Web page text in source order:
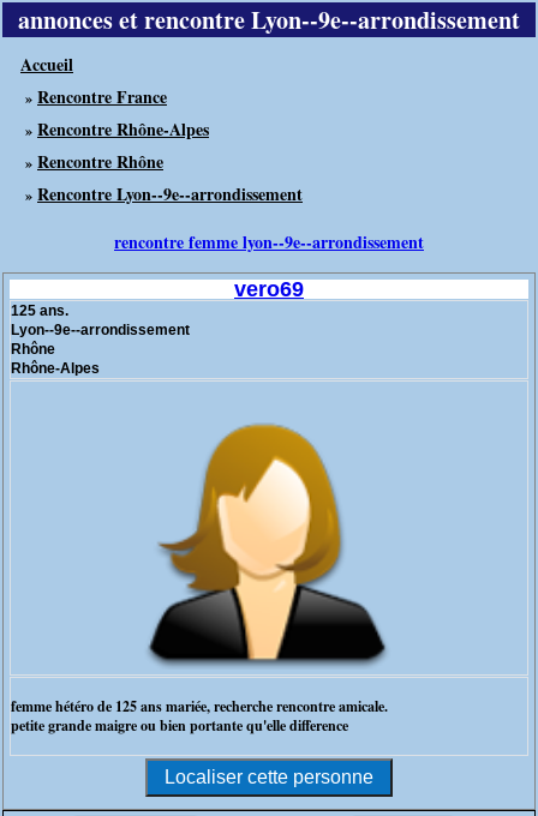
annonces et rencontre Lyon--9e--arrondissement
Accueil
» Rencontre France
» Rencontre Rhône-Alpes
» Rencontre Rhône
» Rencontre Lyon--9e--arrondissement
rencontre femme lyon--9e--arrondissement
vero69
125 ans.
Lyon--9e--arrondissement
Rhône
Rhône-Alpes
femme hétéro de 125 ans mariée, recherche rencontre amicale.
petite grande maigre ou bien portante qu'elle difference